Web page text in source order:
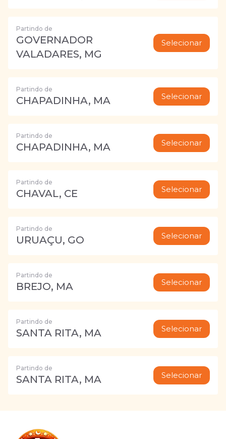
Partindo de
GOVERNADOR
VALADARES, MG
Selecionar
Partindo de
CHAPADINHA, MA Selecionar
Partindo de
CHAPADINHA, MA Selecionar
Partindo de
CHAVAL, CE Selecionar
Partindo de
URUAÇU, GO Selecionar
Partindo de
BREJO, MA Selecionar
Partindo de
SANTA RITA, MA Selecionar
Partindo de
SANTA RITA, MA Selecionar